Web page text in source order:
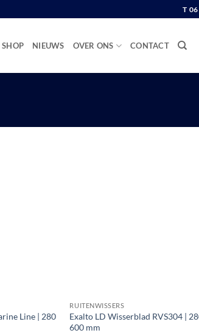
T
SHOP NIEUWS OVER ONS CONTACT
Line | 280
RUITENWISSERS
Exalto LD Wisserblad RVS304 |
600 mm